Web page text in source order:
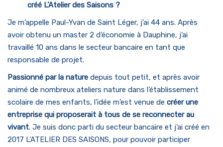
créé L’Atelier des Saisons ?
Je m’appelle Paul-Yvan de Saint Léger, j’ai 44 ans. Après
avoir obtenu un master 2 d’économie à Dauphine, j’ai
travaillé 10 ans dans le secteur bancaire en tant que
responsable de projet.
Passionné par la nature depuis tout petit, et après avoir
animé de nombreux ateliers nature dans l’établissement
scolaire de mes enfants, l’idée m’est venue de créer une
entreprise qui proposerait à tous de se reconnecter au
vivant. Je suis donc parti du secteur bancaire et j’ai créé en
2017 L’ATELIER DES SAISONS, pour pouvoir participer